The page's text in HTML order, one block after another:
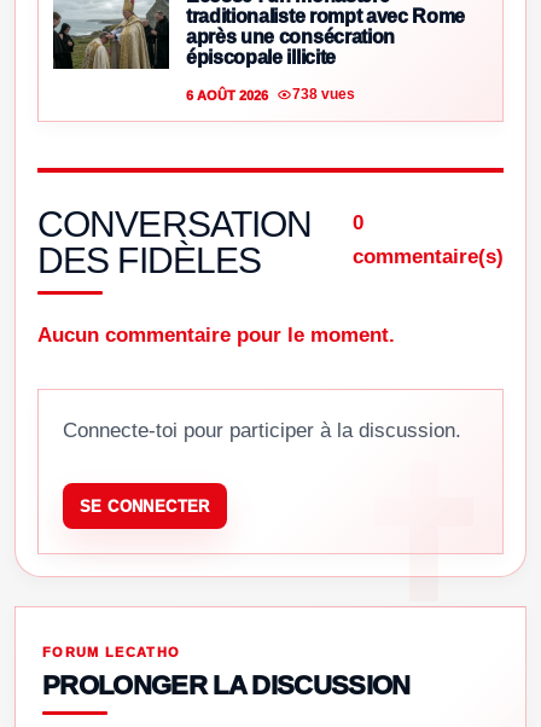
traditionaliste rompt avec Rome
après une consécration
épiscopale illicite
6 AOÛT 2026 738 vues
CONVERSATION
DES FIDÈLES
0
commentaire(s)
Aucun commentaire pour le moment.
Connecte-toi pour participer à la discussion.
SE CONNECTER
FORUM LECATHO
PROLONGER LA DISCUSSION